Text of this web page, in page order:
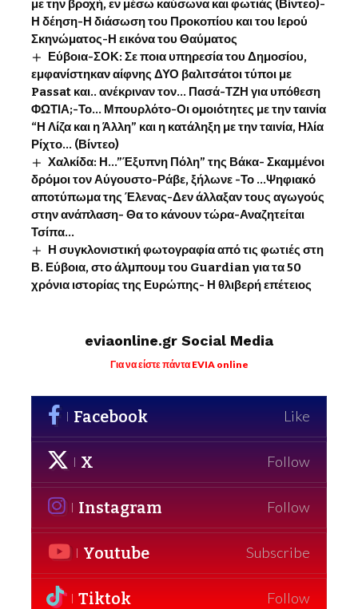
με την βροχή, εν μέσω καύσωνα και φωτιάς (Βίντεο)-
Η δέηση-Η διάσωση του Προκοπίου και του Ιερού
Σκηνώματος-Η εικόνα του Θαύματος
Εύβοια-ΣΟΚ: Σε ποια υπηρεσία του Δημοσίου,
εμφανίστηκαν αίφνης ΔΥΟ βαλιτσάτοι τύποι με
Passat και.. ανέκριναν τον… Πασά-ΤΖΗ για υπόθεση
ΦΩΤΙΑ;-Το… Μπουρλότο-Οι ομοιότητες με την ταινία
“Η Λίζα και η Άλλη” και η κατάληξη με την ταινία, Ηλία
Ρίχτο… (Βίντεο)
Χαλκίδα: Η…”Έξυπνη Πόλη” της Βάκα- Σκαμμένοι
δρόμοι τον Αύγουστο-Ράβε, ξήλωνε -Το …Ψηφιακό
αποτύπωμα της Έλενας-Δεν άλλαξαν τους αγωγούς
στην ανάπλαση- Θα το κάνουν τώρα-Αναζητείται
Τσίπα…
Η συγκλονιστική φωτογραφία από τις φωτιές στη
Β. Εύβοια, στο άλμπουμ του Guardian για τα 50
χρόνια ιστορίας της Ευρώπης- Η θλιβερή επέτειος
eviaonline.gr Social Media
Για να είστε πάντα EVIA online
Facebook Like
X Follow
Instagram Follow
Youtube Subscribe
Tiktok Follow